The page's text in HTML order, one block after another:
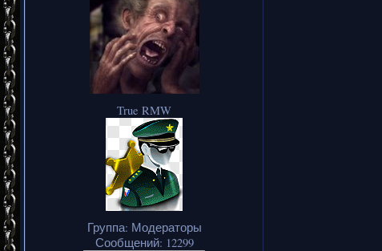
True RMW
Группа: Модераторы
Сообщений: 12299